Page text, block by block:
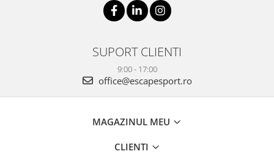
SUPORT CLIENTI
9:00 - 17:00
office@escapesport.ro
MAGAZINUL MEU
CLIENTI